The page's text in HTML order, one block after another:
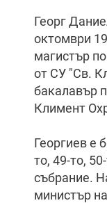
Георг
октомври
магистър
от СУ "Св.
бакалавър
Климент
Георгиев е
то, 49-то,
събрание.
министър